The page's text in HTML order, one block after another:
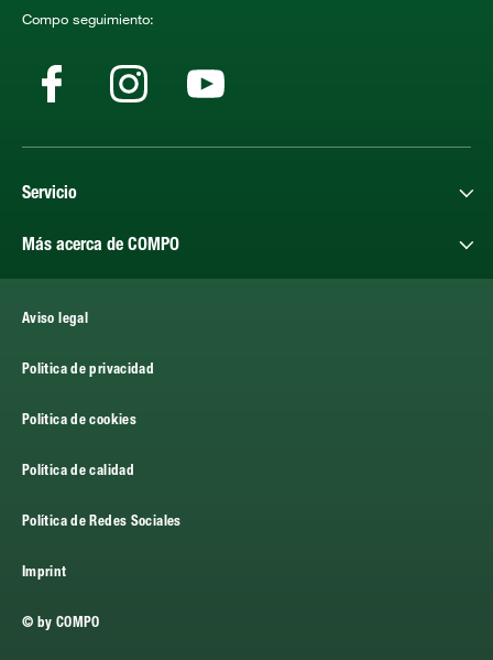
Compo seguimiento:
Servicio
Más acerca de COMPO
Aviso legal
Politica de privacidad
Politica de cookies
Política de calidad
Política de Redes Sociales
Imprint
© by COMPO